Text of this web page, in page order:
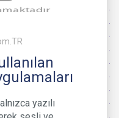
yazılı